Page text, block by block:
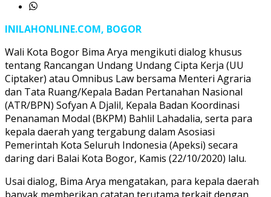
INILAHONLINE.COM, BOGOR
Wali Kota Bogor Bima Arya mengikuti dialog khusus
tentang Rancangan Undang Undang Cipta Kerja (UU
Ciptaker) atau Omnibus Law bersama Menteri Agraria
dan Tata Ruang/Kepala Badan Pertanahan Nasional
(ATR/BPN) Sofyan A Djalil, Kepala Badan Koordinasi
Penanaman Modal (BKPM) Bahlil Lahadalia, serta para
kepala daerah yang tergabung dalam Asosiasi
Pemerintah Kota Seluruh Indonesia (Apeksi) secara
daring dari Balai Kota Bogor, Kamis (22/10/2020) lalu.
Usai dialog, Bima Arya mengatakan, para kepala daerah